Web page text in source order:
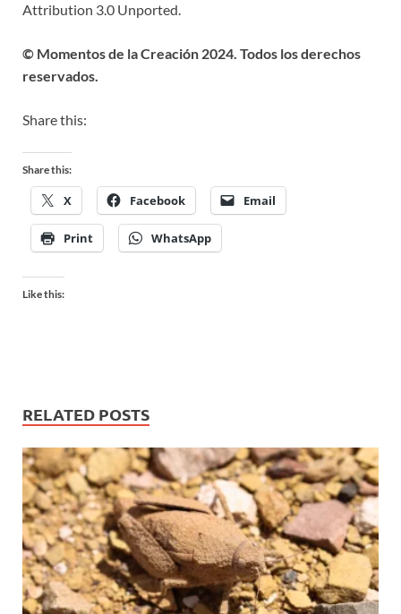
Attribution 3.0 Unported.
© Momentos de la Creación 2024. Todos los derechos
reservados.
Share this:
Share this:
X Facebook Email
Print WhatsApp
Like this:
RELATED POSTS